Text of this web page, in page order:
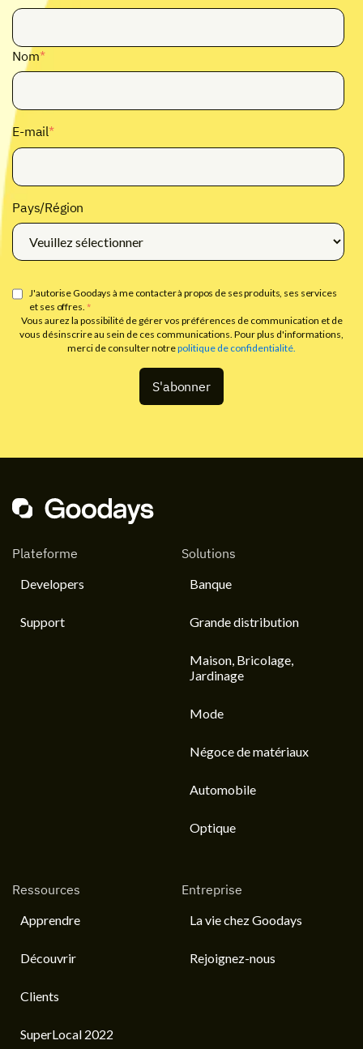
Nom*
E-mail*
Pays/Région
J'autorise Goodays à me contacter à propos de ses produits, ses services
et ses offres. *
Vous aurez la possibilité de gérer vos préférences de communication et de
vous désinscrire au sein de ces communications. Pour plus d'informations,
merci de consulter notrepolitique de confidentialité.
Plateforme
Developers
Support
Solutions
Banque
Grande distribution
Maison, Bricolage,
Jardinage
Mode
Négoce de matériaux
Automobile
Optique
Ressources
Apprendre
Découvrir
Clients
SuperLocal 2022
Entreprise
La vie chez Goodays
Rejoignez-nous